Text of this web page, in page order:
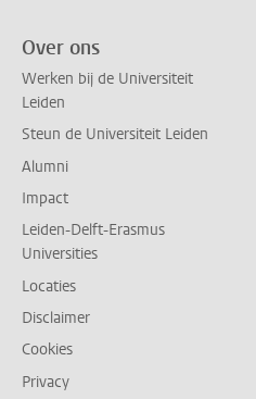
Over ons
Werken bij de Universiteit
Leiden
Steun de Universiteit Leiden
Alumni
Impact
Leiden-Delft-Erasmus
Universities
Locaties
Disclaimer
Cookies
Privacy